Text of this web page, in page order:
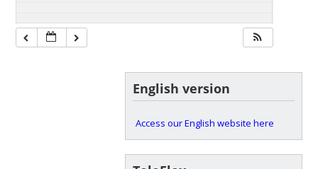
English version
Access our English website here